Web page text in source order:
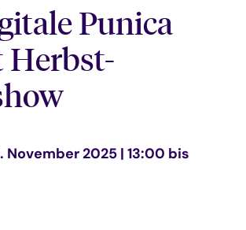
Punica
Herbst-
November 2025 | 13:00 bis